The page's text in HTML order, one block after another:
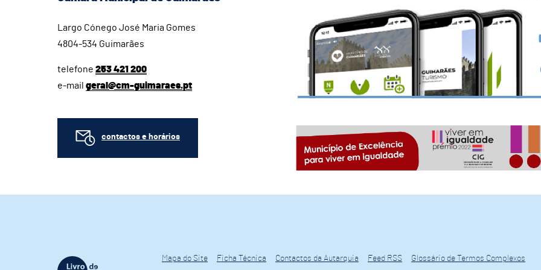
Largo Cónego José Maria Gomes
4804-534 Guimarães
telefone 253 421 200
e-mail geral@cm-guimaraes.pt
contactos e horários
Mapa do Site Ficha Técnica Contactos da Autarquia Feed RSS Glossário de Termos Complexos